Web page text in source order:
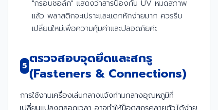
"กรอบชอล์ก" แสดงว่าสารป้องกัน UV หมดสภาพ
แล้ว พลาสติกจะเปราะและแตกหักง่ายมาก ควรรีบ
เปลี่ยนใหม่เพื่อความคุ้มค่าและปลอดภัยค่ะ
5 ตรวจสอบจุดยึดและสกรู
(Fasteners & Connections)
การใช้งานเครื่องเล่นกลางแจ้งท่ามกลางอุณหภูมิที่